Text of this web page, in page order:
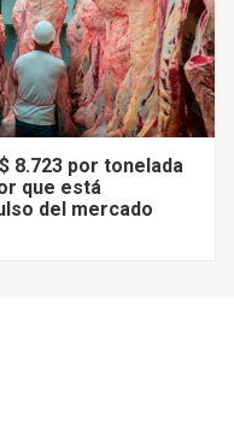
8.723 por tonelada
que está
del mercado